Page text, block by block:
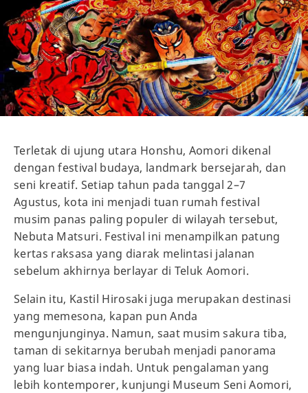
Terletak di ujung utara Honshu, Aomori dikenal
dengan festival budaya, landmark bersejarah, dan
seni kreatif. Setiap tahun pada tanggal 2–7
Agustus, kota ini menjadi tuan rumah festival
musim panas paling populer di wilayah tersebut,
Nebuta Matsuri. Festival ini menampilkan patung
kertas raksasa yang diarak melintasi jalanan
sebelum akhirnya berlayar di Teluk Aomori.
Selain itu, Kastil Hirosaki juga merupakan destinasi
yang memesona, kapan pun Anda
mengunjunginya. Namun, saat musim sakura tiba,
taman di sekitarnya berubah menjadi panorama
yang luar biasa indah. Untuk pengalaman yang
lebih kontemporer, kunjungi Museum Seni Aomori,